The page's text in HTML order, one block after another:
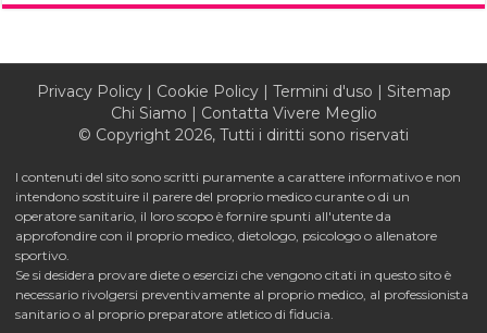
Privacy Policy| Cookie Policy| Termini d'uso | Sitemap
Chi Siamo | Contatta Vivere Meglio
© Copyright 2026, Tutti i diritti sono riservati
I contenuti del sito sono scritti puramente a carattere informativo e non
intendono sostituire il parere del proprio medico curante o di un
operatore sanitario, il loro scopo è fornire spunti all'utente da
approfondire con il proprio medico, dietologo, psicologo o allenatore
sportivo.
Se si desidera provare diete o esercizi che vengono citati in questo sito è
necessario rivolgersi preventivamente al proprio medico, al professionista
sanitario o al proprio preparatore atletico di fiducia.